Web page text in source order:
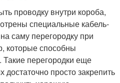
проводку внутри короба,
специальные кабель-
саму перегородку при
которые способны
перегородки еще
достаточно просто закрепить